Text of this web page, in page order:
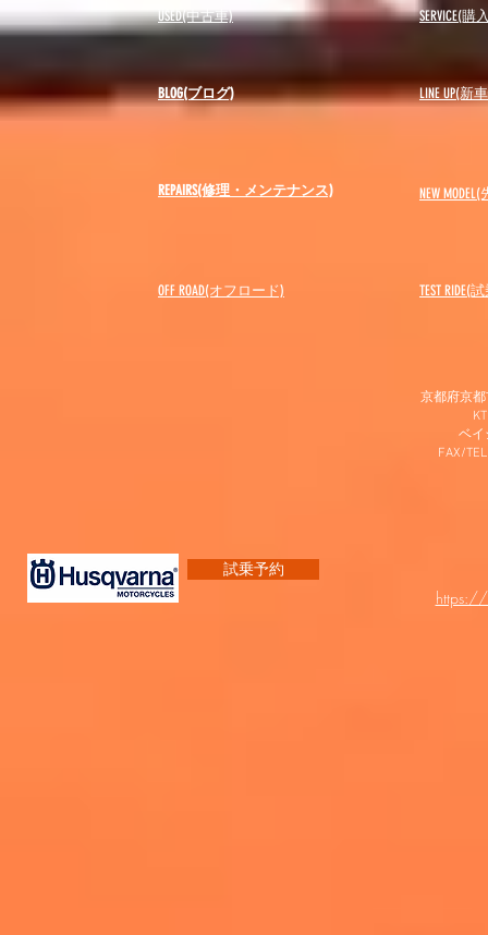
USED(中古車)
BLOG(ブログ)
SERVICE(
LINE UP(新
REPAIRS(修理・メンテナンス) NEW MODEL(
OFF ROAD(オフロード) ​TEST RIDE(
京都府京
ベイ
FAX/
試乗予約
https://